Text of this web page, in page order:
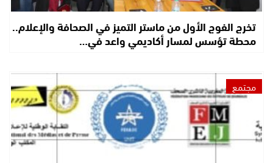
تخرج الفوج الأول من ماستر التميز في الصحافة والإعلام..
محطة تؤسس لمسار أكاديمي واعد في…
مجتمع